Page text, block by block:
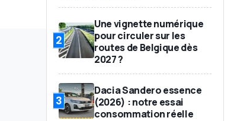
2
Une vignette numérique
pour circuler sur les
routes de Belgique dès
2027 ?
3
Dacia Sandero essence
(2026) : notre essai
consommation réelle